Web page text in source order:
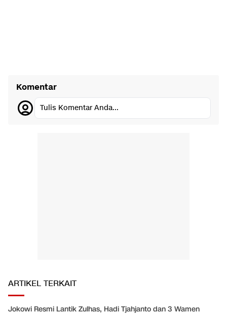
Komentar
Tulis Komentar Anda...
ARTIKEL TERKAIT
Jokowi Resmi Lantik Zulhas, Hadi Tjahjanto dan 3 Wamen